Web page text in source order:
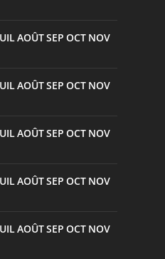
AOÛTSEP OCT NOV
AOÛTSEP OCT NOV
AOÛTSEP OCT NOV
AOÛTSEP OCT NOV
AOÛTSEP OCT NOV